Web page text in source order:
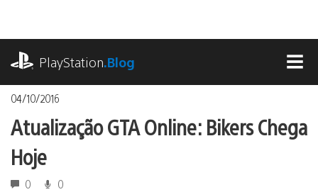
o
conteúdoPlayStation.Blog
04/10/2016
Atualização GTA Online: Bikers Chega
Hoje
0 0